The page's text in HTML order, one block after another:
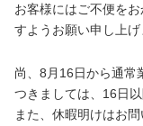
お客様にはご不便を
すようお願い申し上げ
尚、8月16日から通常
つきましては、16日
また、休暇明けはお